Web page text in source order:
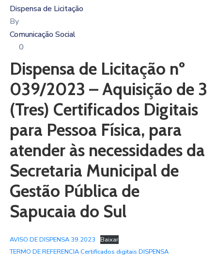
Dispensa de Licitação
By
Comunicação Social
0
Dispensa de Licitação nº
039/2023 – Aquisição de 3
(Tres) Certificados Digitais
para Pessoa Física, para
atender às necessidades da
Secretaria Municipal de
Gestão Pública de
Sapucaia do Sul
AVISO DE DISPENSA 39.2023
Baixar
TERMO DE REFERENCIA Certificados digitais DISPENSA